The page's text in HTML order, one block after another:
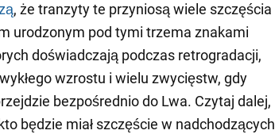
, że tranzyty te przyniosą wiele szczęścia
urodzonym pod tymi trzema znakami
doświadczają podczas retrogradacji,
wzrostu i wielu zwycięstw, gdy
bezpośrednio do Lwa. Czytaj dalej,
będzie miał szczęście w nadchodzących